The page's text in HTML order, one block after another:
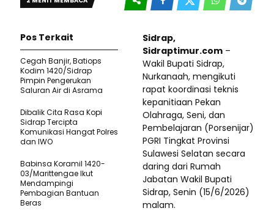
Sidrap,
Sidraptimur.com –
Wakil Bupati Sidrap,
Nurkanaah, mengikuti
rapat koordinasi teknis
kepanitiaan Pekan
Olahraga, Seni, dan
Pembelajaran (Porsenijar)
PGRI Tingkat Provinsi
Sulawesi Selatan secara
daring dari Rumah
Jabatan Wakil Bupati
Sidrap, Senin (15/6/2026)
malam.
Pos Terkait
Cegah Banjir, Batiops
Kodim 1420/Sidrap
Pimpin Pengerukan
Saluran Air di Asrama
Dibalik Cita Rasa Kopi
Sidrap Tercipta
Komunikasi Hangat Polres
dan IWO
Babinsa Koramil 1420-
03/Marittengae Ikut
Mendampingi
Pembagian Bantuan
Beras